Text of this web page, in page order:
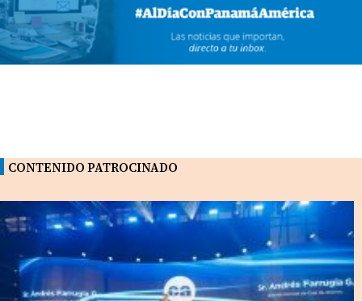
CONTENIDO PATROCINADO